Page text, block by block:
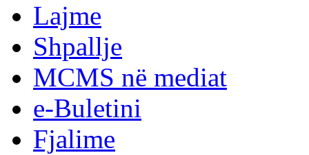
Lajme
Shpallje
MCMS në mediat
e-Buletini
Fjalime